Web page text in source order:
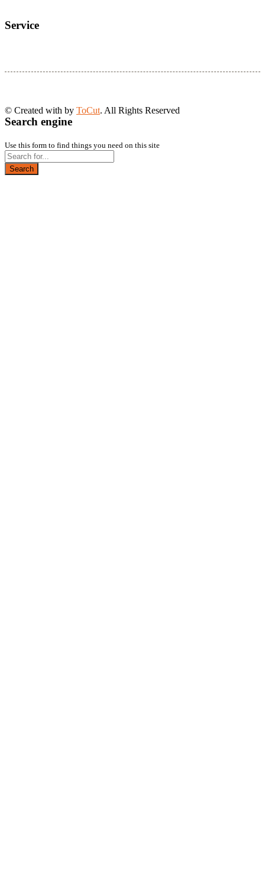
Service
© Created with by ToCut. All Rights Reserved
Search engine
Use this form to find things you need on this site
Search